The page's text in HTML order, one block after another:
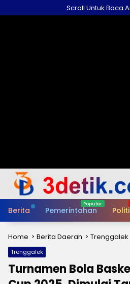
to
Scroll Untuk Baca
Berita Pemerintahan
Home Berita Daerah Trenggalek
Trenggalek
Turnamen Bola